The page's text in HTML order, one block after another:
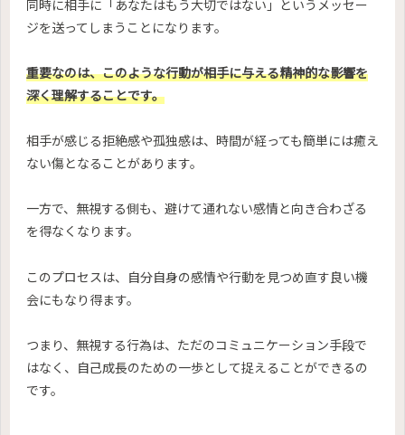
同時に相手に「あなたはもう大切ではない」というメッセー
ジを送ってしまうことになります。
重要なのは、このような行動が相手に与える精神的な影響を
深く理解することです。
相手が感じる拒絶感や孤独感は、時間が経っても簡単には癒え
ない傷となることがあります。
一方で、無視する側も、避けて通れない感情と向き合わざる
を得なくなります。
このプロセスは、自分自身の感情や行動を見つめ直す良い機
会にもなり得ます。
つまり、無視する行為は、ただのコミュニケーション手段で
はなく、自己成長のための一歩として捉えることができるの
です。